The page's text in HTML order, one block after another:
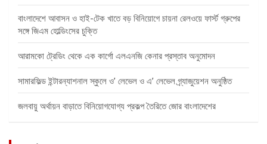
বাংলাদেশে আবাসন ও হাই-টেক খাতে বড় বিনিয়োগে চায়না রেলওয়ে ফার্স্ট গ্রুপের
সঙ্গে জিএম হোল্ডিংসের চুক্তি
আরামকো ট্রেডিং থেকে এক কার্গো এলএনজি কেনার প্রস্তাব অনুমোদন
সামারফিল্ড ইন্টারন্যাশনাল স্কুলে ও’ লেভেল ও এ’ লেভেল গ্র্যাজুয়েশন অনুষ্ঠিত
জলবায়ু অর্থায়ন বাড়াতে বিনিয়োগযোগ্য প্রকল্প তৈরিতে জোর বাংলাদেশের